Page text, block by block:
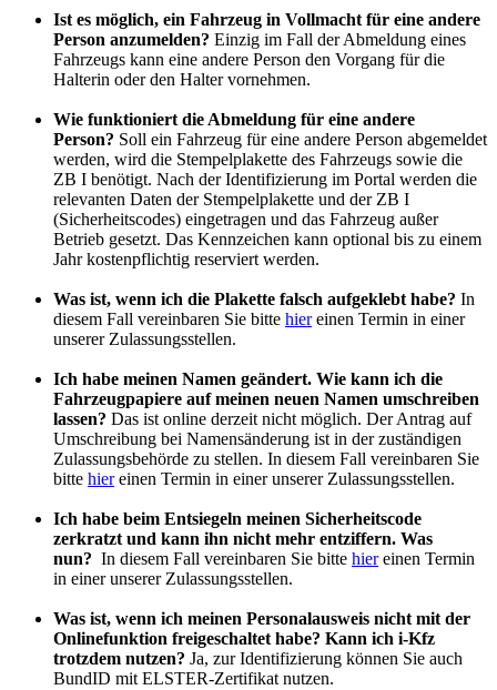
Ist es möglich, ein Fahrzeug in Vollmacht für eine andere
Person anzumelden? Einzig im Fall der Abmeldung eines
Fahrzeugs kann eine andere Person den Vorgang für die
Halterin oder den Halter vornehmen.
Wie funktioniert die Abmeldung für eine andere
Person? Soll ein Fahrzeug für eine andere Person abgemeldet
werden, wird die Stempelplakette des Fahrzeugs sowie die
ZB I benötigt. Nach der Identifizierung im Portal werden die
relevanten Daten der Stempelplakette und der ZB I
(Sicherheitscodes) eingetragen und das Fahrzeug außer
Betrieb gesetzt. Das Kennzeichen kann optional bis zu einem
Jahr kostenpflichtig reserviert werden.
Was ist, wenn ich die Plakette falsch aufgeklebt habe? In
diesem Fall vereinbaren Sie bitte hiereinen Termin in einer
unserer Zulassungsstellen.
Ich habe meinen Namen geändert. Wie kann ich die
Fahrzeugpapiere auf meinen neuen Namen umschreiben
lassen? Das ist online derzeit nicht möglich. Der Antrag auf
Umschreibung bei Namensänderung ist in der zuständigen
Zulassungsbehörde zu stellen. In diesem Fall vereinbaren Sie
bitte hiereinen Termin in einer unserer Zulassungsstellen.
Ich habe beim Entsiegeln meinen Sicherheitscode
zerkratzt und kann ihn nicht mehr entziffern. Was
nun? In diesem Fall vereinbaren Sie bitte hiereinen Termin
in einer unserer Zulassungsstellen.
Was ist, wenn ich meinen Personalausweis nicht mit der
Onlinefunktion freigeschaltet habe? Kann ich i-Kfz
trotzdem nutzen? Ja, zur Identifizierung können Sie auch
BundID mit ELSTER-Zertifikat nutzen.